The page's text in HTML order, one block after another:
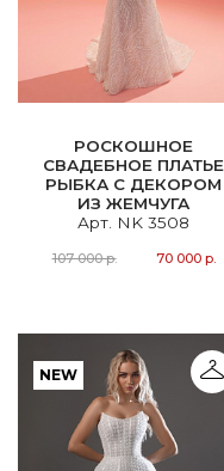
РОСКОШНОЕ
СВАДЕБНОЕ ПЛАТЬЕ
РЫБКА С ДЕКОРОМ
ИЗ ЖЕМЧУГА
Арт. NK 3508
107 000 р. 70 000 р.
NEW